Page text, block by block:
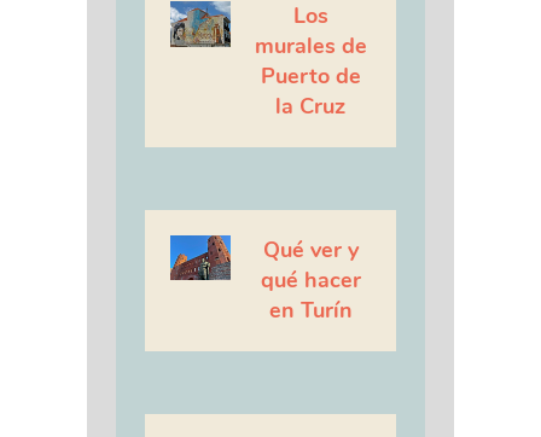
Los
murales de
Puerto de
la Cruz
Qué ver y
qué hacer
en Turín